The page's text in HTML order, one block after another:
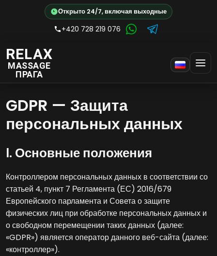
Открыто 24/7, включая выходные
+420 728 219 076
RELAX
MASSAGE
ПРАГА
GDPR — Защита
персональных данных
I. Основные положения
Контроллером персональных данных в соответствии со
статьей 4, пункт 7 Регламента (ЕС) 2016/679
Европейского парламента и Совета о защите
физических лиц при обработке персональных данных и
о свободном перемещении таких данных (далее:
«GDPR») является оператор данного веб-сайта (далее:
«контроллер»).